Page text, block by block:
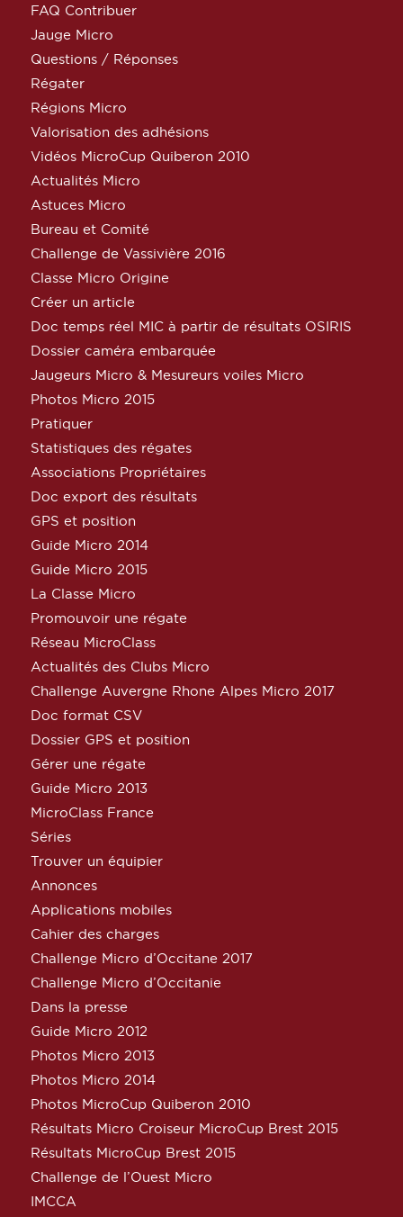
FAQ Contribuer
Jauge Micro
Questions / Réponses
Régater
Régions Micro
Valorisation des adhésions
Vidéos MicroCup Quiberon 2010
Actualités Micro
Astuces Micro
Bureau et Comité
Challenge de Vassivière 2016
Classe Micro Origine
Créer un article
Doc temps réel MIC à partir de résultats OSIRIS
Dossier caméra embarquée
Jaugeurs Micro & Mesureurs voiles Micro
Photos Micro 2015
Pratiquer
Statistiques des régates
Associations Propriétaires
Doc export des résultats
GPS et position
Guide Micro 2014
Guide Micro 2015
La Classe Micro
Promouvoir une régate
Réseau MicroClass
Actualités des Clubs Micro
Challenge Auvergne Rhone Alpes Micro 2017
Doc format CSV
Dossier GPS et position
Gérer une régate
Guide Micro 2013
MicroClass France
Séries
Trouver un équipier
Annonces
Applications mobiles
Cahier des charges
Challenge Micro d’Occitane 2017
Challenge Micro d’Occitanie
Dans la presse
Guide Micro 2012
Photos Micro 2013
Photos Micro 2014
Photos MicroCup Quiberon 2010
Résultats Micro Croiseur MicroCup Brest 2015
Résultats MicroCup Brest 2015
Challenge de l’Ouest Micro
IMCCA